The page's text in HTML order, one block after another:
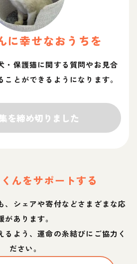
に幸せなおうちを
・保護猫に関する質問やお見合
ことができるようになります。
を締め切りました
くんをサポートする
、シェアや寄付などさまざまな応
があります。
るよう、運命の糸結びにご協力く
ださい。